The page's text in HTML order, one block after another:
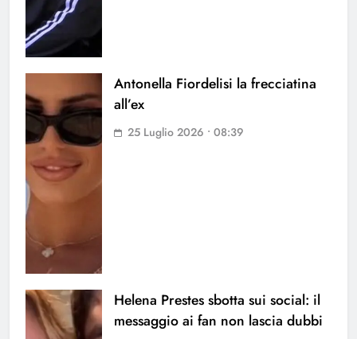
Antonella Fiordelisi la frecciatina
all’ex
25 Luglio 2026 • 08:39
Helena Prestes sbotta sui social: il
messaggio ai fan non lascia dubbi